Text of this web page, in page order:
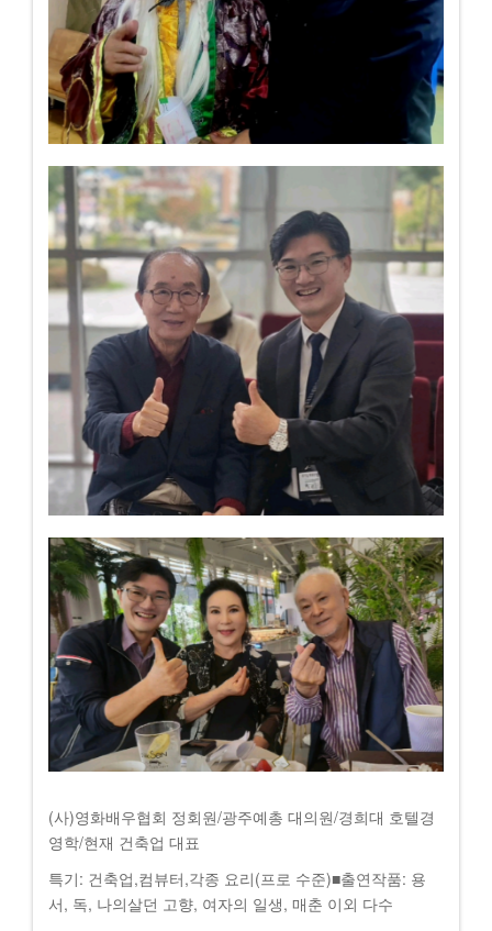
(사)영화배우협회 정회원/광주예총 대의원/경희대 호텔경
영학/현재 건축업 대표
특기: 건축업,컴뷰터,각종 요리(프로 수준)■출연작품: 용
서, 독, 나의살던 고향, 여자의 일생, 매춘 이외 다수